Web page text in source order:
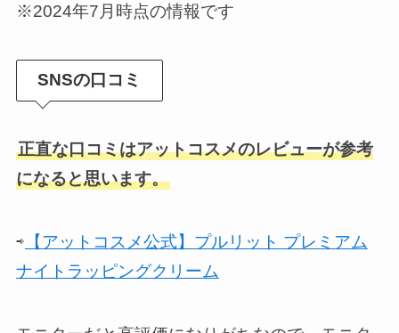
※2024年7月時点の情報です
SNSの口コミ
正直な口コミはアットコスメのレビューが参考
になると思います。
⇨ 【アットコスメ公式】プルリット プレミアム
ナイトラッピングクリーム